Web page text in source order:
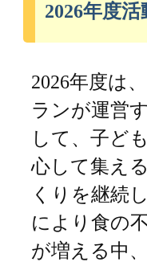
2026年度活
2026年度は
ランが運営
して、子ど
心して集え
くりを継続
により食の
が増える中